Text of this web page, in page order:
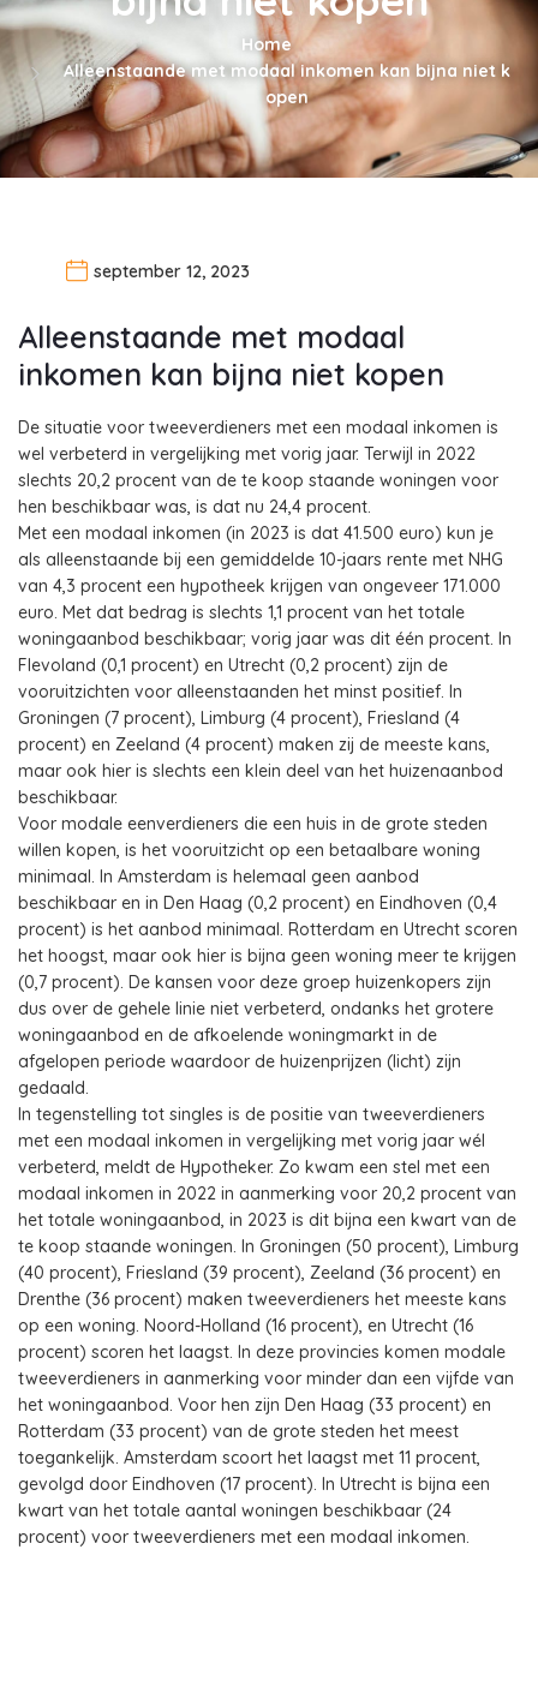
Home
Alleenstaande met modaal inkomen kan bijna niet k
open
september 12, 2023
Alleenstaande met modaal
inkomen kan bijna niet kopen
De situatie voor tweeverdieners met een modaal inkomen is
wel verbeterd in vergelijking met vorig jaar. Terwijl in 2022
slechts 20,2 procent van de te koop staande woningen voor
hen beschikbaar was, is dat nu 24,4 procent.
Met een modaal inkomen (in 2023 is dat 41.500 euro) kun je
als alleenstaande bij een gemiddelde 10-jaars rente met NHG
van 4,3 procent een hypotheek krijgen van ongeveer 171.000
euro. Met dat bedrag is slechts 1,1 procent van het totale
woningaanbod beschikbaar; vorig jaar was dit één procent. In
Flevoland (0,1 procent) en Utrecht (0,2 procent) zijn de
vooruitzichten voor alleenstaanden het minst positief. In
Groningen (7 procent), Limburg (4 procent), Friesland (4
procent) en Zeeland (4 procent) maken zij de meeste kans,
maar ook hier is slechts een klein deel van het huizenaanbod
beschikbaar.
Voor modale eenverdieners die een huis in de grote steden
willen kopen, is het vooruitzicht op een betaalbare woning
minimaal. In Amsterdam is helemaal geen aanbod
beschikbaar en in Den Haag (0,2 procent) en Eindhoven (0,4
procent) is het aanbod minimaal. Rotterdam en Utrecht scoren
het hoogst, maar ook hier is bijna geen woning meer te krijgen
(0,7 procent). De kansen voor deze groep huizenkopers zijn
dus over de gehele linie niet verbeterd, ondanks het grotere
woningaanbod en de afkoelende woningmarkt in de
afgelopen periode waardoor de huizenprijzen (licht) zijn
gedaald.
In tegenstelling tot singles is de positie van tweeverdieners
met een modaal inkomen in vergelijking met vorig jaar wél
verbeterd, meldt de Hypotheker. Zo kwam een stel met een
modaal inkomen in 2022 in aanmerking voor 20,2 procent van
het totale woningaanbod, in 2023 is dit bijna een kwart van de
te koop staande woningen. In Groningen (50 procent), Limburg
(40 procent), Friesland (39 procent), Zeeland (36 procent) en
Drenthe (36 procent) maken tweeverdieners het meeste kans
op een woning. Noord-Holland (16 procent), en Utrecht (16
procent) scoren het laagst. In deze provincies komen modale
tweeverdieners in aanmerking voor minder dan een vijfde van
het woningaanbod. Voor hen zijn Den Haag (33 procent) en
Rotterdam (33 procent) van de grote steden het meest
toegankelijk. Amsterdam scoort het laagst met 11 procent,
gevolgd door Eindhoven (17 procent). In Utrecht is bijna een
kwart van het totale aantal woningen beschikbaar (24
procent) voor tweeverdieners met een modaal inkomen.